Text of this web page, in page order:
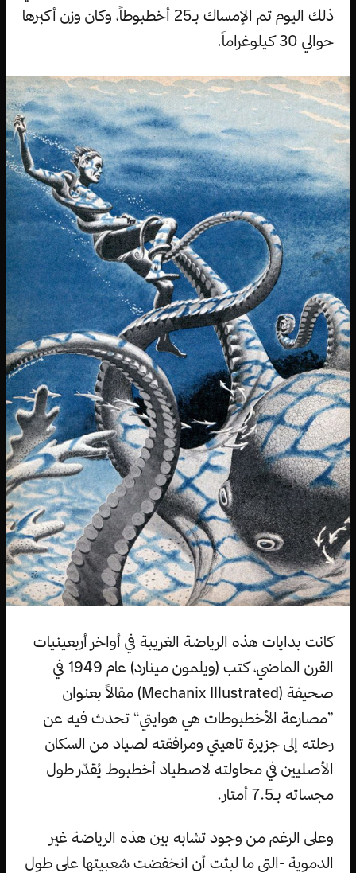
ذلك اليوم تم الإمساك بـ25 أخطبوطاً، وكان وزن أكبرها
حوالي 30 كيلوغراماً.
كانت بدايات هذه الرياضة الغريبة في أواخر أربعينيات
القرن الماضي، كتب (ويلمون مينارد) عام 1949 في
صحيفة (Mechanix Illustrated) مقالاً بعنوان
”مصارعة الأخطبوطات هي هوايتي“ تحدث فيه عن
رحلته إلى جزيرة تاهيتي ومرافقته لصياد من السكان
الأصليين في محاولته لاصطياد أخطبوط يُقدّر طول
مجساته بـ7.5 أمتار.
وعلى الرغم من وجود تشابه بين هذه الرياضة غير
الدموية -التي ما لبثت أن انخفضت شعبيتها على طول